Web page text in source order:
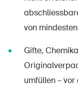
von
Gifte,
umfüllen –